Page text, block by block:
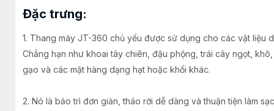
Đặc trưng:
1. Thang máy JT-360 chủ yếu được sử dụng cho các vật liệu
Chẳng hạn như khoai tây chiên, đậu phộng, trái cây ngọt, khô,
gạo và các mặt hàng dạng hạt hoặc khối khác.
2. Nó là bảo trì đơn giản, tháo rời dễ dàng và thuận tiện làm